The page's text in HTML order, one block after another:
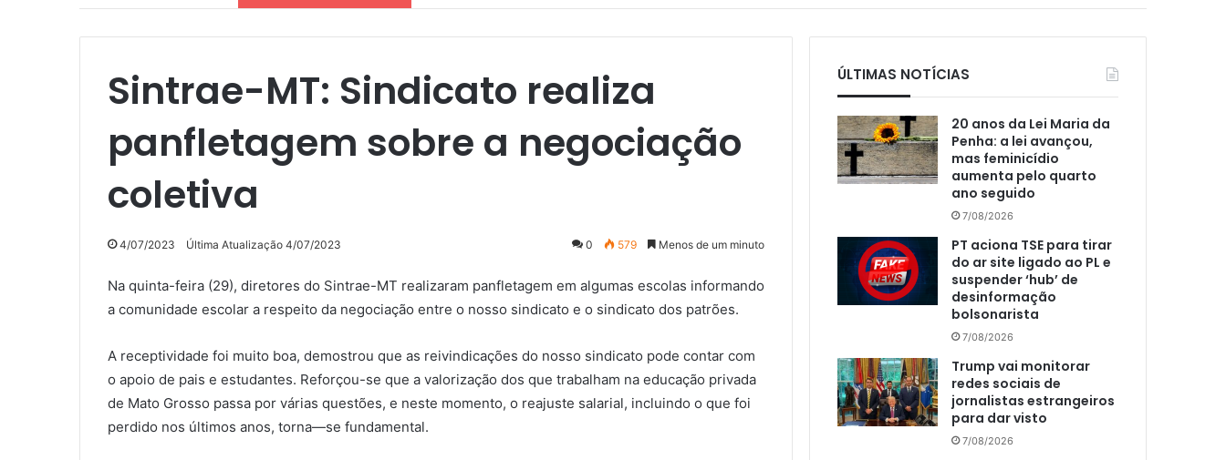
Sintrae-MT: Sindicato realiza
panfletagem sobre a negociação
coletiva
4/07/2023 Última Atualização 4/07/2023 0 579 Menos de um minuto
Na quinta-feira (29), diretores do Sintrae-MT realizaram panfletagem em algumas escolas informando
a comunidade escolar a respeito da negociação entre o nosso sindicato e o sindicato dos patrões.
A receptividade foi muito boa, demostrou que as reivindicações do nosso sindicato pode contar com
o apoio de pais e estudantes. Reforçou-se que a valorização dos que trabalham na educação privada
de Mato Grosso passa por várias questões, e neste momento, o reajuste salarial, incluindo o que foi
perdido nos últimos anos, torna—se fundamental.
ÚLTIMAS NOTÍCIAS
20 anos da Lei Maria da
Penha: a lei avançou,
mas feminicídio
aumenta pelo quarto
ano seguido
7/08/2026
PT aciona TSE para tirar
do ar site ligado ao PL e
suspender ‘hub’ de
desinformação
bolsonarista
7/08/2026
Trump vai monitorar
redes sociais de
jornalistas estrangeiros
para dar visto
7/08/2026